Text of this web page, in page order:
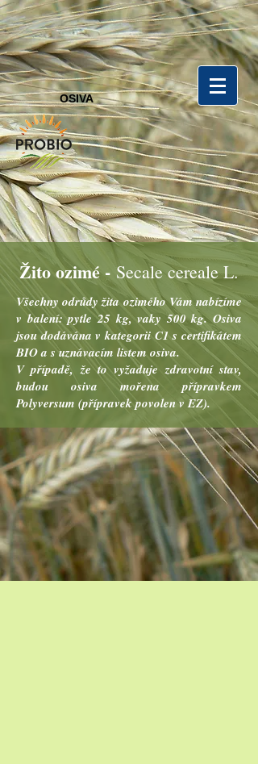
OSIVA
​Žito ozimé - Secale cereale L.
Všechny odrůdy žita ozimého Vám nabízíme
v balení: pytle 25 kg, vaky 500 kg. Osiva
jsou dodávána v kategorii C1 s certifikátem
BIO a s uznávacím listem osiva.
V případě, že to vyžaduje zdravotní stav,
budou osiva mořena přípravkem
Polyversum (přípravek povolen v EZ).